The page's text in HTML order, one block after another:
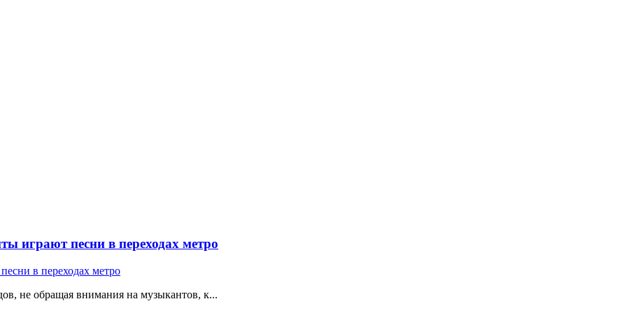
играют песни в переходах метро
не обращая внимания на музыкантов, к...